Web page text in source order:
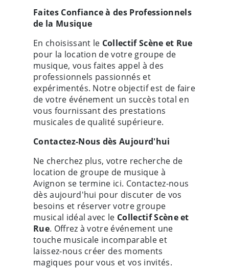
Faites Confiance à des Professionnels
de la Musique
En choisissant le Collectif Scène et Rue
pour la location de votre groupe de
musique, vous faites appel à des
professionnels passionnés et
expérimentés. Notre objectif est de faire
de votre événement un succès total en
vous fournissant des prestations
musicales de qualité supérieure.
Contactez-Nous dès Aujourd'hui
Ne cherchez plus, votre recherche de
location de groupe de musique à
Avignon se termine ici. Contactez-nous
dès aujourd'hui pour discuter de vos
besoins et réserver votre groupe
musical idéal avec le Collectif Scène et
Rue. Offrez à votre événement une
touche musicale incomparable et
laissez-nous créer des moments
magiques pour vous et vos invités.